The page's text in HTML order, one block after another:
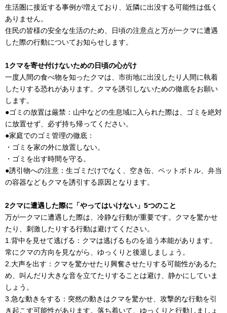
生活圏に接近する事例が増えており、近隣に出没する可能性は低く
ありません。
住民の皆様の安全な生活のため、日頃の注意点と万が一クマに遭遇
した際の行動についてお知らせします。
1クマを寄せ付けないための日頃の心がけ
一度人間の食べ物を知ったクマは、市街地に出没したり人間に執着
したりする恐れがあります。クマを誘引しないための徹底をお願い
します。
●ゴミの放置は厳禁：山中などの生息域に入られた際は、ゴミを絶対
に放置せず、必ず持ち帰ってください。
●家庭でのゴミ管理の徹底：
・ゴミを家の外に放置しない。
・ゴミを出す時間を守る。
●誘引物への注意：生ゴミだけでなく、空き缶、ペットボトル、弁当
の容器などもクマを誘引する原因となります。
2クマに遭遇した際に「やってはいけない」5つのこと
万が一クマに遭遇した際は、冷静な行動が重要です。クマを驚かせ
たり、刺激したりする行動は避けてください。
1.背中を見せて逃げる：クマは逃げるものを追う本能があります。
常にクマの方向を見ながら、ゆっくりと後退しましょう。
2.大声を出す：クマを驚かせたり興奮させたりする可能性があるた
め、叫んだり大きな音を立てたりすることは避け、静かにしていま
しょう。
3.急な動きをする：突然の動きはクマを驚かせ、攻撃的な行動を引
き起こす可能性があります。落ち着いて、ゆっくりと行動しましょ